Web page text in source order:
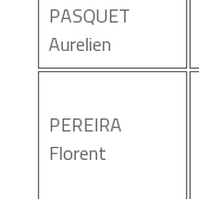
PASQUET
Aurelien
PEREIRA
Florent